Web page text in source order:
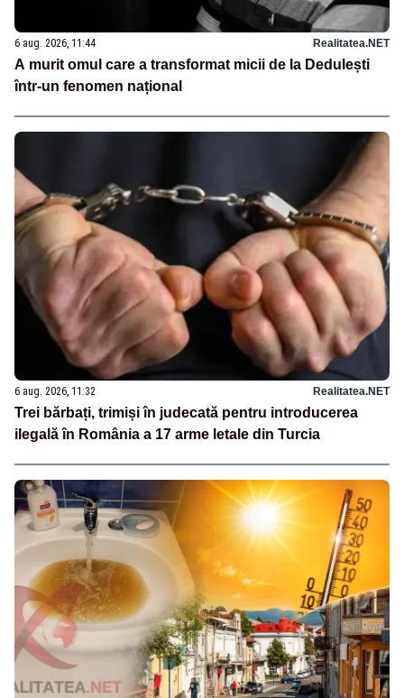
6 aug. 2026, 11:44 Realitatea.NET
A murit omul care a transformat micii de la Dedulești
într-un fenomen național
6 aug. 2026, 11:32 Realitatea.NET
Trei bărbați, trimiși în judecată pentru introducerea
ilegală în România a 17 arme letale din Turcia